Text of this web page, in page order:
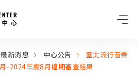
最新消息 中心公告
臺北流行音樂
-2024年度8月檔期審查結果